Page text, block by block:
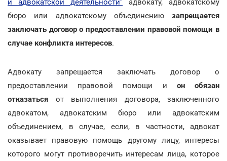
и адвокатской деятельности" адвокату, адвокатскому
бюро или адвокатскому объединению запрещается
заключать договор о предоставлении правовой помощи в
случае конфликта интересов.
Адвокату запрещается заключать договор о
предоставлении правовой помощи и он обязан
отказаться от выполнения договора, заключенного
адвокатом, адвокатским бюро или адвокатским
объединением, в случае, если, в частности, адвокат
оказывает правовую помощь другому лицу, интересы
которого могут противоречить интересам лица, которое